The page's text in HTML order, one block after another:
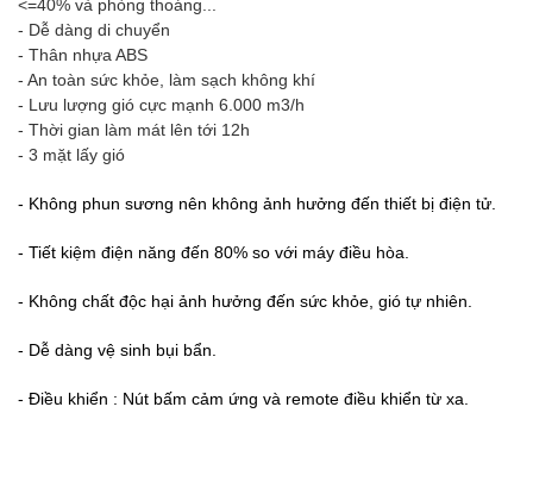
<=40% và phòng thoáng...
- Dễ dàng di chuyển
- Thân nhựa ABS
- An toàn sức khỏe, làm sạch không khí
- Lưu lượng gió cực mạnh 6.000 m3/h
- Thời gian làm mát lên tới 12h
- 3 mặt lấy gió
- Không phun sương nên không ảnh hưởng đến thiết bị điện tử.
- Tiết kiệm điện năng đến 80% so với máy điều hòa.
- Không chất độc hại ảnh hưởng đến sức khỏe, gió tự nhiên.
- Dễ dàng vệ sinh bụi bẩn.
- Điều khiển : Nút bấm cảm ứng và remote điều khiển từ xa.